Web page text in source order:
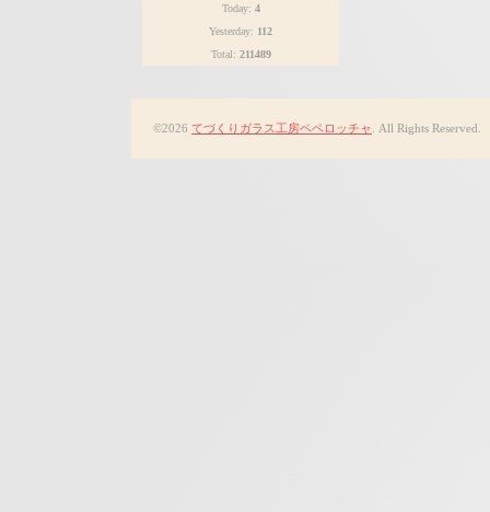
Today: 4
Yesterday: 112
Total: 211489
©2026 てづくりガラス工房ペペロッチャ . All Rights Reserved.